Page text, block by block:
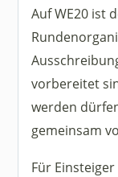
Auf WE20 ist
vorbereitet
werden
gemeinsam
Für